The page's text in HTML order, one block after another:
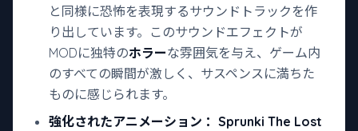
と同様に恐怖を表現するサウンドトラックを作
り出しています。このサウンドエフェクトが
MODに独特のホラーな雰囲気を与え、ゲーム内
のすべての瞬間が激しく、サスペンスに満ちた
ものに感じられます。
強化されたアニメーション ：Sprunki The Lost